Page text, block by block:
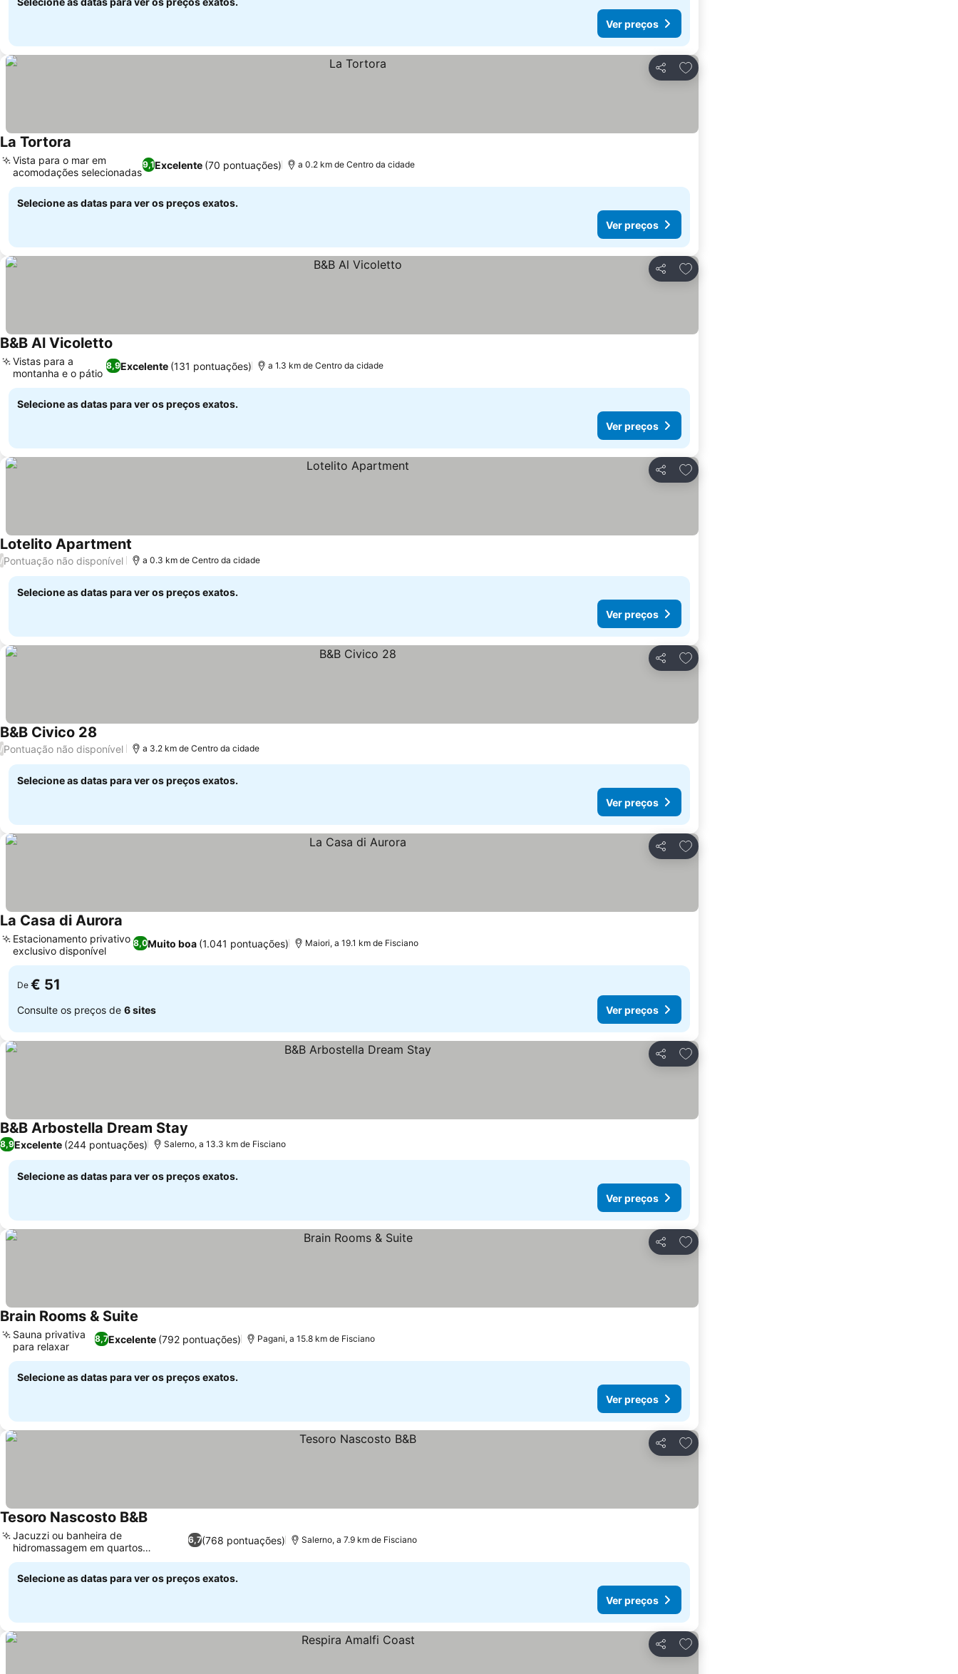
Ver preços
Partilhar
Adicionar aos favoritos
La Tortora
9,1Excelente (70 pontuações)
Vista para o mar em
acomodações selecionadas
a 0.2 km de Centro da cidade
Selecione as datas para ver os preços exatos.
Ver preços
Partilhar
Adicionar aos favoritos
B&B Al Vicoletto
8,9Excelente (131 pontuações)
Vistas para a
montanha e o pátio
a 1.3 km de Centro da cidade
Selecione as datas para ver os preços exatos.
Ver preços
Partilhar
Adicionar aos favoritos
Lotelito Apartment
/Pontuação não disponível a 0.3 km de Centro da cidade
Selecione as datas para ver os preços exatos.
Ver preços
Partilhar
Adicionar aos favoritos
B&B Civico 28
/Pontuação não disponível a 3.2 km de Centro da cidade
Selecione as datas para ver os preços exatos.
Ver preços
Partilhar
Adicionar aos favoritos
La Casa di Aurora
8,0Muito boa (1.041 pontuações)
Estacionamento privativo
exclusivo disponível
Maiori, a 19.1 km de Fisciano
De € 51
Consulte os preços de 6 sites Ver preços
Partilhar
Adicionar aos favoritos
B&B Arbostella Dream Stay
8,9Excelente (244 pontuações) Salerno, a 13.3 km de Fisciano
Selecione as datas para ver os preços exatos.
Ver preços
Partilhar
Adicionar aos favoritos
Brain Rooms & Suite
8,7Excelente (792 pontuações)
Sauna privativa
para relaxar
Pagani, a 15.8 km de Fisciano
Selecione as datas para ver os preços exatos.
Ver preços
Partilhar
Adicionar aos favoritos
Tesoro Nascosto B&B
6,7(768 pontuações)
Jacuzzi ou banheira de
hidromassagem em quartos
selecionados
Salerno, a 7.9 km de Fisciano
Selecione as datas para ver os preços exatos.
Ver preços
Partilhar
Adicionar aos favoritos